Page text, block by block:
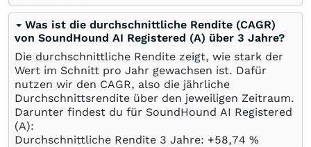
Was ist die durchschnittliche Rendite (CAGR)
von SoundHound AI Registered (A) über 3 Jahre?
Die durchschnittliche Rendite zeigt, wie stark der
Wert im Schnitt pro Jahr gewachsen ist. Dafür
nutzen wir den CAGR, also die jährliche
Durchschnittsrendite über den jeweiligen Zeitraum.
Darunter findest du für SoundHound AI Registered
(A):
Durchschnittliche Rendite 3 Jahre: +58,74 %